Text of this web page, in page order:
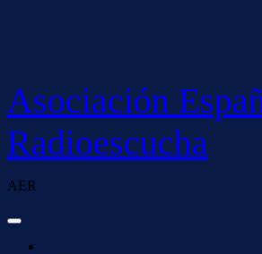
Asociación
Radioescucha
AER